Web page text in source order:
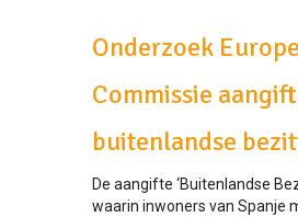
Onderzoek
Commissie
buitenlandse
De aangifte ‘Buitenlandse
waarin inwoners van Spanje